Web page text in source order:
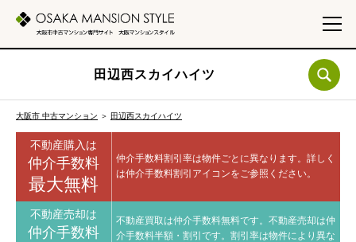
田辺西スカイハイツ
大阪市 中古マンション ＞ 田辺西スカイハイツ
不動産購入は
仲介手数料
最大無料
仲介手数料割引率は物件ごとに異なります。 詳しく
は仲介手数料割引アイコンをご参照ください。
不動産売却は
仲介手数料
不動産買取は仲介手数料無料です。 不動産売却は仲
介手数料半額・割引です。 割引率は物件により異な